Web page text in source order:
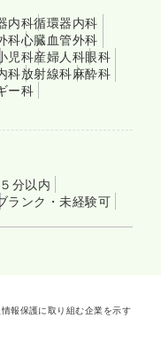
内科循環器内科
科心臓血管外科
児科産婦人科眼科
科放射線科麻酔科
ー科
分以内
ランク・未経験可
報保護に取り組む企業を示す